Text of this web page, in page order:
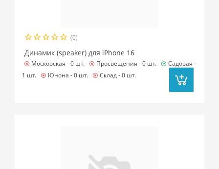
(0)
Динамик (speaker) для iPhone 16
Московская -0 шт. Просвещения -0 шт.
Садовая -
1 шт.
Юнона -0 шт. Склад -0 шт.